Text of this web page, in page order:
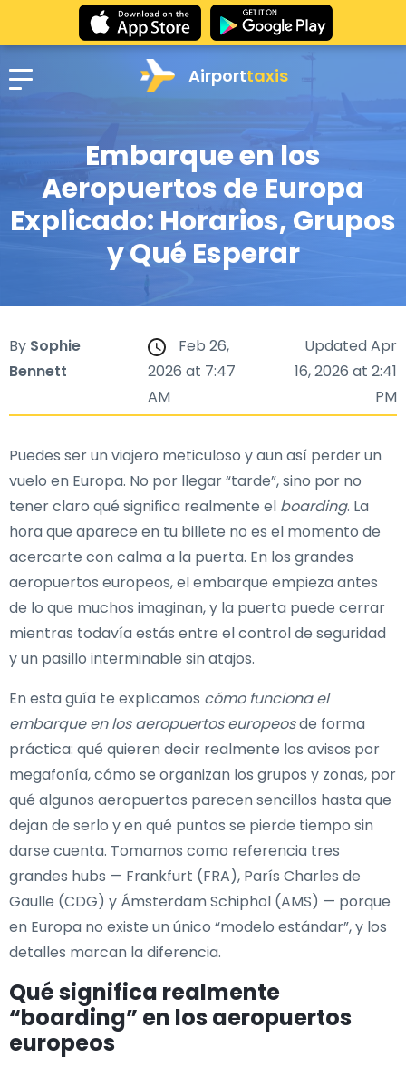
Airporttaxis
Embarque en los
Aeropuertos de Europa
Explicado: Horarios, Grupos
y Qué Esperar
By Sophie
Bennett
Feb 26,
2026 at 7:47
AM
Updated Apr
16, 2026 at 2:41
PM
Puedes ser un viajero meticuloso y aun así perder un
vuelo en Europa. No por llegar “tarde”, sino por no
tener claro qué significa realmente el boarding. La
hora que aparece en tu billete no es el momento de
acercarte con calma a la puerta. En los grandes
aeropuertos europeos, el embarque empieza antes
de lo que muchos imaginan, y la puerta puede cerrar
mientras todavía estás entre el control de seguridad
y un pasillo interminable sin atajos.
En esta guía te explicamos cómo funciona el
embarque en los aeropuertos europeosde forma
práctica: qué quieren decir realmente los avisos por
megafonía, cómo se organizan los grupos y zonas, por
qué algunos aeropuertos parecen sencillos hasta que
dejan de serlo y en qué puntos se pierde tiempo sin
darse cuenta. Tomamos como referencia tres
grandes hubs — Frankfurt (FRA), París Charles de
Gaulle (CDG) y Ámsterdam Schiphol (AMS) — porque
en Europa no existe un único “modelo estándar”, y los
detalles marcan la diferencia.
Qué significa realmente
“boarding” en los aeropuertos
europeos